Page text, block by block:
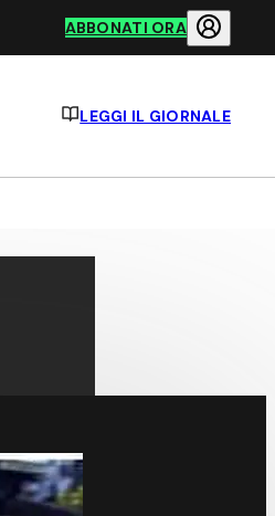
ABBONATI ORA
LEGGI IL GIORNALE